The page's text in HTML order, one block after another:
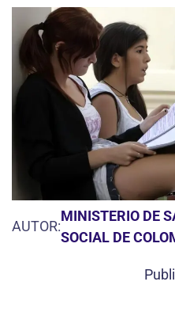
AUTOR:
MINISTERIO DE
SOCIAL DE